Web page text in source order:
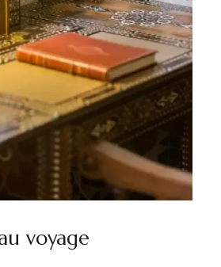
voyage